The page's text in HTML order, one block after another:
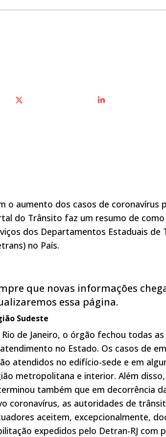
o aumento dos casos de coronavírus
do Trânsito faz um resumo de
dos Departamentos Estaduais de
no País.
que novas informações
essa página.
Sudeste
Rio de Janeiro, o órgão fechou todas
no Estado. Os casos de
atendidos no edifício-sede e em
metropolitana e interior. Além
também que em decorrência
coronavírus, as autoridades de
aceitem, excepcionalmente,
expedidos pelo Detran-RJ com